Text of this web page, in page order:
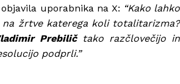
uporabnika na X: “Kako lahko
žrtve katerega koli totalitarizma?
Prebiličtako razčlovečijo in
podprli.”